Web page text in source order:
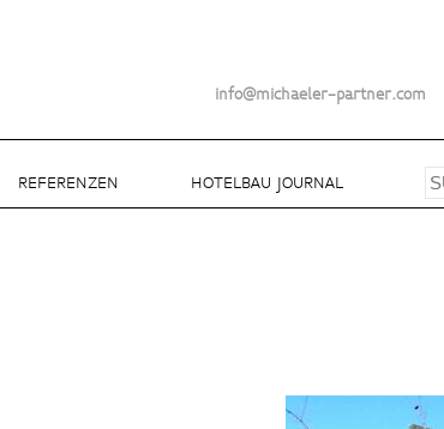
info@michaeler-partner.com
REFERENZEN HOTELBAU JOURNAL